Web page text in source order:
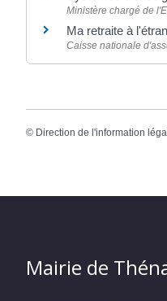
Ministère chargé de
Ma retraite à
Caisse nationale
© Direction de l'information
Mairie de